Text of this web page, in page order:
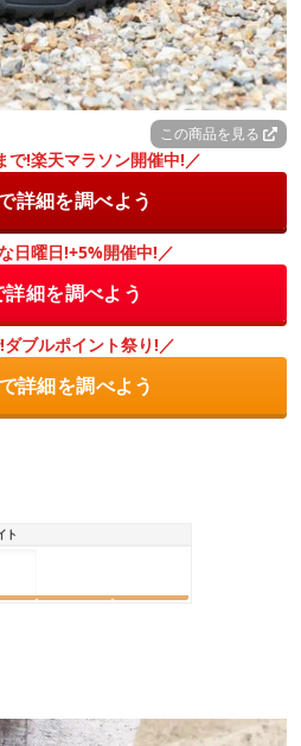
この商品を見る
で!楽天マラソン開催中!／
詳細を調べよう
日曜日!+5%開催中!／
詳細を調べよう
ブルポイント祭り!／
詳細を調べよう
ト